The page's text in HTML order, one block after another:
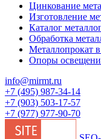
Цинкование
Изготовление
Каталог
Обработка
Металлопрокат
Опоры
info@mirmt.ru
+7 (495) 987-34-14
+7 (903) 503-17-57
+7 (977) 977-90-70